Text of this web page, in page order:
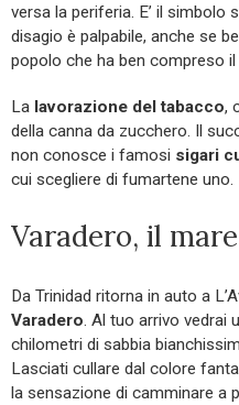
versa la periferia. E’ il simbolo
disagio è palpabile, anche se
popolo che ha ben compreso
La lavorazione del tabacco,
della canna da zucchero. Il
non conosce i famosi sigari
cui scegliere di fumartene uno.
Varadero, il
Da Trinidad ritorna in auto a
Varadero. Al tuo arrivo vedrai
chilometri di sabbia
Lasciati cullare dal colore
la sensazione di camminare a